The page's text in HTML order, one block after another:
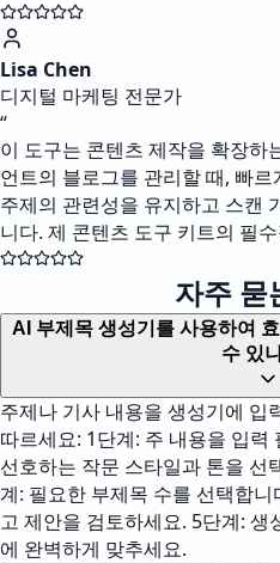
Lisa Chen
디지털 마케팅 전문가
“
이 도구는 콘텐츠 제작을 확장하
언트의 블로그를 관리할 때, 빠
주제의 관련성을 유지하고 스캔
니다. 제 콘텐츠 도구 키트의 필
자주 묻
AI 부제목 생성기를 사용하여
수 있
주제나 기사 내용을 생성기에 입
따르세요: 1단계: 주 내용을 입력
선호하는 작문 스타일과 톤을 선
계: 필요한 부제목 수를 선택합
고 제안을 검토하세요. 5단계:
에 완벽하게 맞추세요.